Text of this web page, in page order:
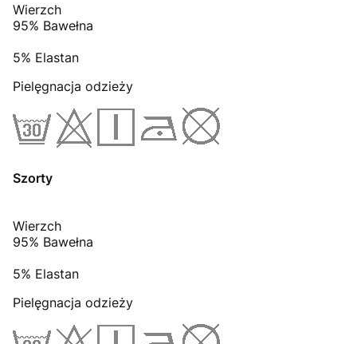
Wierzch
95% Bawełna
5% Elastan
Pielęgnacja odzieży
Szorty
Wierzch
95% Bawełna
5% Elastan
Pielęgnacja odzieży